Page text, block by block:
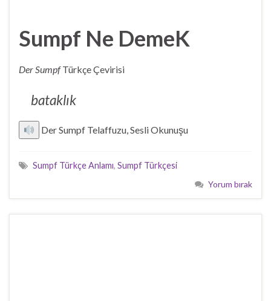
Sumpf Ne DemeK
Der SumpfTürkçe Çevirisi
bataklık
Der Sumpf Telaffuzu, Sesli Okunuşu
Sumpf Türkçe Anlamı, Sumpf Türkçesi
Yorum bırak